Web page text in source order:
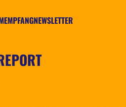
EMPFANGNEWSLETTER